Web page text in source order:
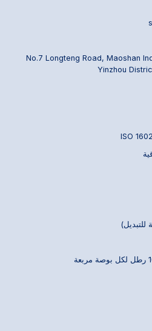
No.7 Longteng Road, Maoshan
Yinzhou